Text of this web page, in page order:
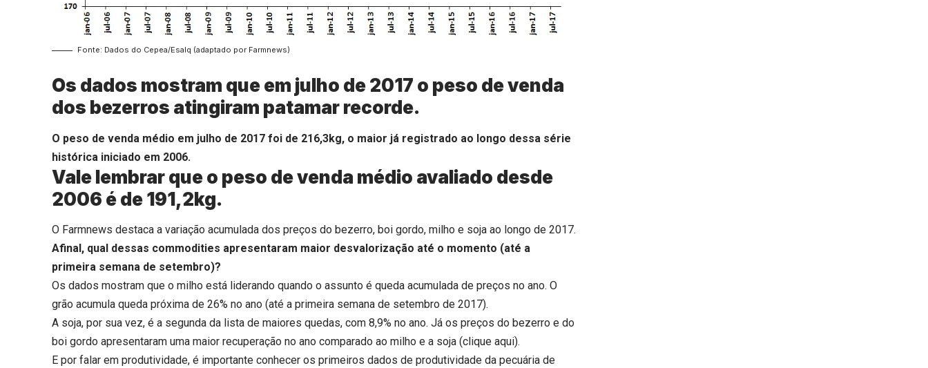
Fonte: Dados do Cepea/Esalq (adaptado por Farmnews)
Os dados mostram que em julho de 2017 o peso de venda
dos bezerros atingiram patamar recorde.
O peso de venda médio em julho de 2017 foi de 216,3kg, o maior já registrado ao longo dessa série
histórica iniciado em 2006.
Vale lembrar que o peso de venda médio avaliado desde
2006 é de 191,2kg.
O Farmnews destaca a variação acumulada dos preços do bezerro, boi gordo, milho e soja ao longo de 2017.
Afinal, qual dessas commodities apresentaram maior desvalorização até o momento (até a
primeira semana de setembro)?
Os dados mostram que o milho está liderando quando o assunto é queda acumulada de preços no ano. O
grão acumula queda próxima de 26% no ano (até a primeira semana de setembro de 2017).
A soja, por sua vez, é a segunda da lista de maiores quedas, com 8,9% no ano. Já os preços do bezerro e do
boi gordo apresentaram uma maior recuperação no ano comparado ao milho e a soja (clique aqui).
E por falar em produtividade, é importante conhecer os primeiros dados de produtividade da pecuária de